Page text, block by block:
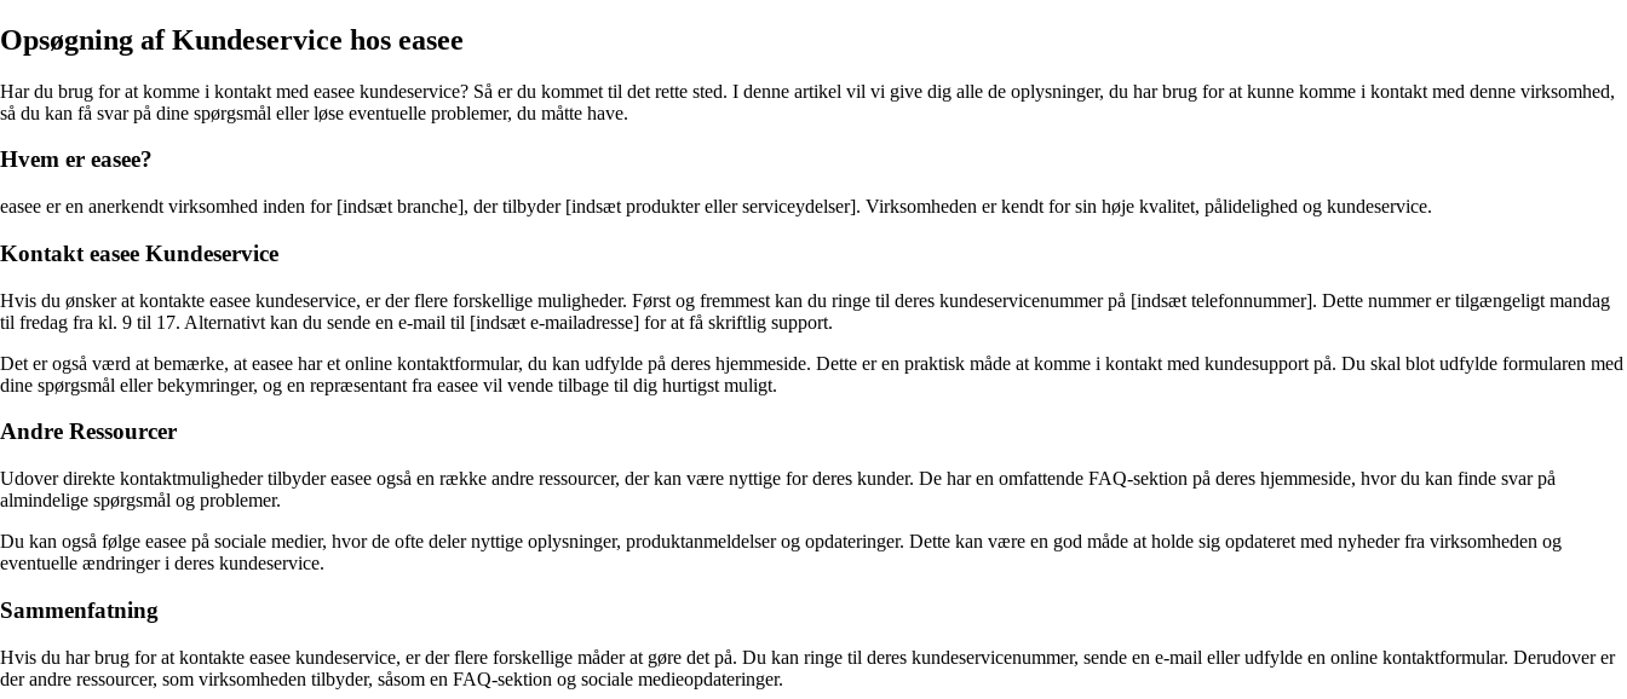
Opsøgning af Kundeservice hos easee
Har du brug for at komme i kontakt med easee kundeservice? Så er du kommet til det rette sted. I denne artikel vil vi give dig alle de oplysninger, du har brug for at kunne komme i kontakt med denne virksomhed,
så du kan få svar på dine spørgsmål eller løse eventuelle problemer, du måtte have.
Hvem er easee?
easee er en anerkendt virksomhed inden for [indsæt branche], der tilbyder [indsæt produkter eller serviceydelser]. Virksomheden er kendt for sin høje kvalitet, pålidelighed og kundeservice.
Kontakt easee Kundeservice
Hvis du ønsker at kontakte easee kundeservice, er der flere forskellige muligheder. Først og fremmest kan du ringe til deres kundeservicenummer på [indsæt telefonnummer]. Dette nummer er tilgængeligt mandag
til fredag ​​fra kl. 9 til 17. Alternativt kan du sende en e-mail til [indsæt e-mailadresse] for at få skriftlig support.
Det er også værd at bemærke, at easee har et online kontaktformular, du kan udfylde på deres hjemmeside. Dette er en praktisk måde at komme i kontakt med kundesupport på. Du skal blot udfylde formularen med
dine spørgsmål eller bekymringer, og en repræsentant fra easee vil vende tilbage til dig hurtigst muligt.
Andre Ressourcer
Udover direkte kontaktmuligheder tilbyder easee også en række andre ressourcer, der kan være nyttige for deres kunder. De har en omfattende FAQ-sektion på deres hjemmeside, hvor du kan finde svar på
almindelige spørgsmål og problemer.
Du kan også følge easee på sociale medier, hvor de ofte deler nyttige oplysninger, produktanmeldelser og opdateringer. Dette kan være en god måde at holde sig opdateret med nyheder fra virksomheden og
eventuelle ændringer i deres kundeservice.
Sammenfatning
Hvis du har brug for at kontakte easee kundeservice, er der flere forskellige måder at gøre det på. Du kan ringe til deres kundeservicenummer, sende en e-mail eller udfylde en online kontaktformular. Derudover er
der andre ressourcer, som virksomheden tilbyder, såsom en FAQ-sektion og sociale medieopdateringer.